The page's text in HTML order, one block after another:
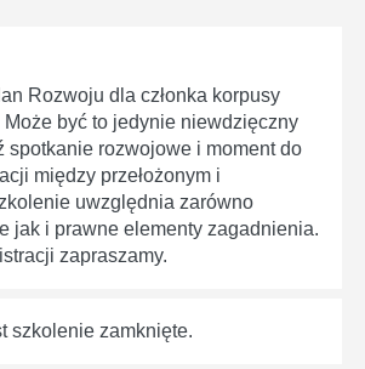
Rozwoju dla członka korpusy
Może być to jedynie niewdzięczny
spotkanie rozwojowe i moment do
między przełożonym i
uwzględnia zarówno
jak i prawne elementy zagadnienia.
zapraszamy.
szkolenie zamknięte.